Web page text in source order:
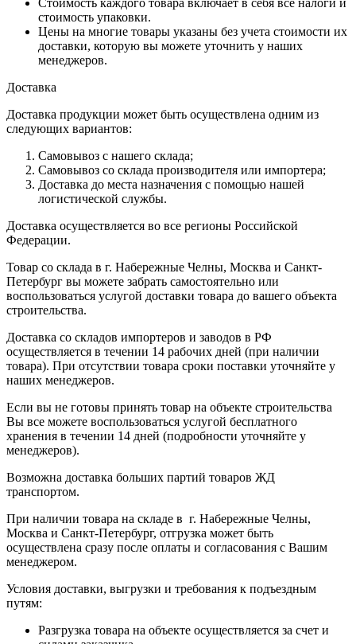
стоимость упаковки.
Цены на многие товары указаны без учета стоимости их
доставки, которую вы можете уточнить у наших
менеджеров.
Доставка
Доставка продукции может быть осуществлена одним из
следующих вариантов:
Самовывоз с нашего склада;
Самовывоз со склада производителя или импортера;
Доставка до места назначения с помощью нашей
логистической службы.
Доставка осуществляется во все регионы Российской
Федерации.
Товар со склада в г. Набережные Челны, Москва и Санкт-
Петербург вы можете забрать самостоятельно или
воспользоваться услугой доставки товара до вашего объекта
строительства.
Доставка со складов импортеров и заводов в РФ
осуществляется в течении 14 рабочих дней (при наличии
товара). При отсутствии товара сроки поставки уточняйте у
наших менеджеров.
Если вы не готовы принять товар на объекте строительства
Вы все можете воспользоваться услугой бесплатного
хранения в течении 14 дней (подробности уточняйте у
менеджеров).
Возможна доставка больших партий товаров ЖД
транспортом.
При наличии товара на складе в г. Набережные Челны,
Москва и Санкт-Петербург, отгрузка может быть
осуществлена сразу после оплаты и согласования с Вашим
менеджером.
Условия доставки, выгрузки и требования к подъездным
путям:
Разгрузка товара на объекте осуществляется за счет и